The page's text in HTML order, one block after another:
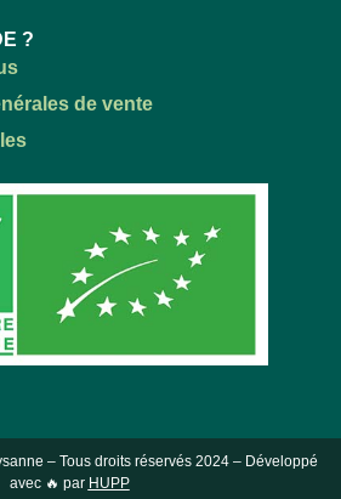
?
de vente
– Tous droits réservés 2024 – Développé
avec 🔥 par HUPP